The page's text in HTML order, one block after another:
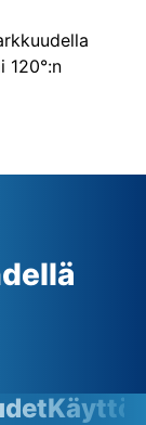
120°:n